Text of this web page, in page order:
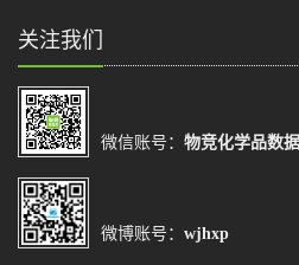
关注我们
微信账号： 物竞化学品数
微博账号： wjhxp